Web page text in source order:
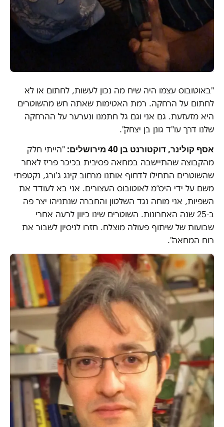
"באוטובוס עצמו היה שיח מה נכון לעשות, לחתום או לא
לחתום על הרחקה. רמת האטימות שאתה חש מהשוטרים
היא מזעזעת. גם אני וגם גל חתמנו ונערער על ההרחקה
שלנו דרך עו"ד גונן בן יצחק".
אסף קולינר, דוקטורנט בן 40 מירושלים:
"הייתי חלק
מהקבוצה שהתיישבה במחאה פסיבית בכיכר פריז לאחר
שהשוטרים התחילו לדחוף אותנו מרחוב קינג ג'ורג, נקטפתי
משם על ידי היס״מ לאוטובוס העצורים. אני בא לעודד את
השפיות, אני מוחה נגד השלטון והחברה שנתניהו יצר פה
ב-25 שנה האחרונות. השוטרים שינו כיוון לרעה אחרי
שבועות של שיתוף פעולה מוצלח. חזרו לניסיון לשבור את
רוח המחאה".